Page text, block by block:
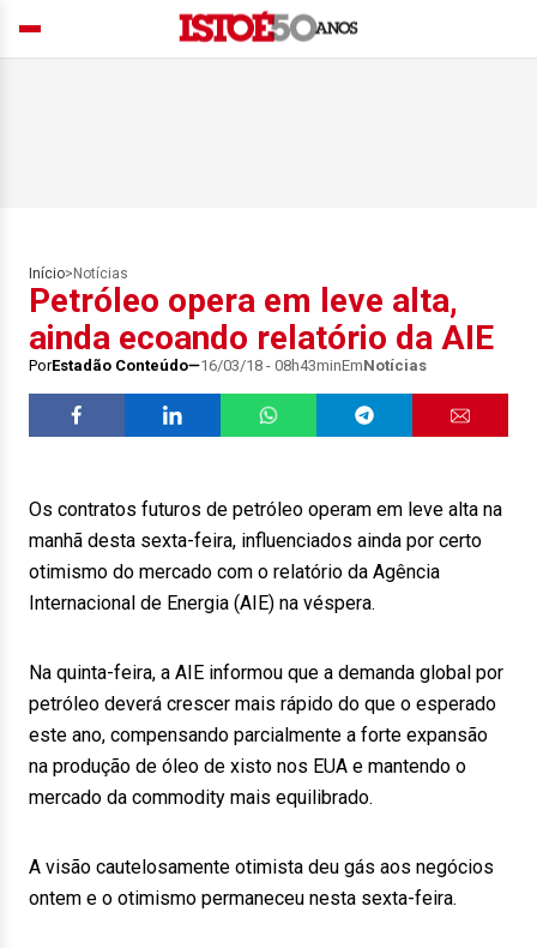
Início> Notícias
Petróleo opera em leve alta,
ainda ecoando relatório da AIE
PorEstadão Conteúdo 16/03/18 - 08h43minEmNotícias
Os contratos futuros de petróleo operam em leve alta na
manhã desta sexta-feira, influenciados ainda por certo
otimismo do mercado com o relatório da Agência
Internacional de Energia (AIE) na véspera.
Na quinta-feira, a AIE informou que a demanda global por
petróleo deverá crescer mais rápido do que o esperado
este ano, compensando parcialmente a forte expansão
na produção de óleo de xisto nos EUA e mantendo o
mercado da commodity mais equilibrado.
A visão cautelosamente otimista deu gás aos negócios
ontem e o otimismo permaneceu nesta sexta-feira.